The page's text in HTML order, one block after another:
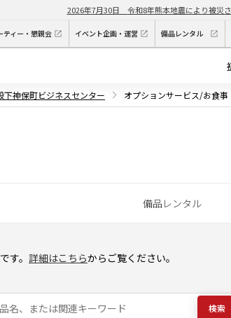
2026年7月30日 令和8年熊本地震により被災
ティー・懇親会 イベント企画・運営 備品レンタル
下神保町ビジネスセンター オプションサービス/お食事
備品レンタル
す。 詳細はこちらからご覧ください。
検索